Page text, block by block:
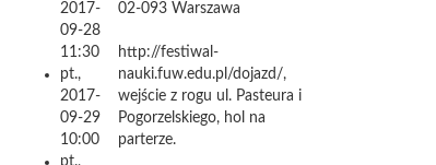
2017-
09-28
11:30
pt.,
2017-
09-29
10:00
pt.,
02-093 Warszawa
http://festiwal-
nauki.fuw.edu.pl/dojazd/,
wejście z rogu ul. Pasteura i
Pogorzelskiego, hol na
parterze.